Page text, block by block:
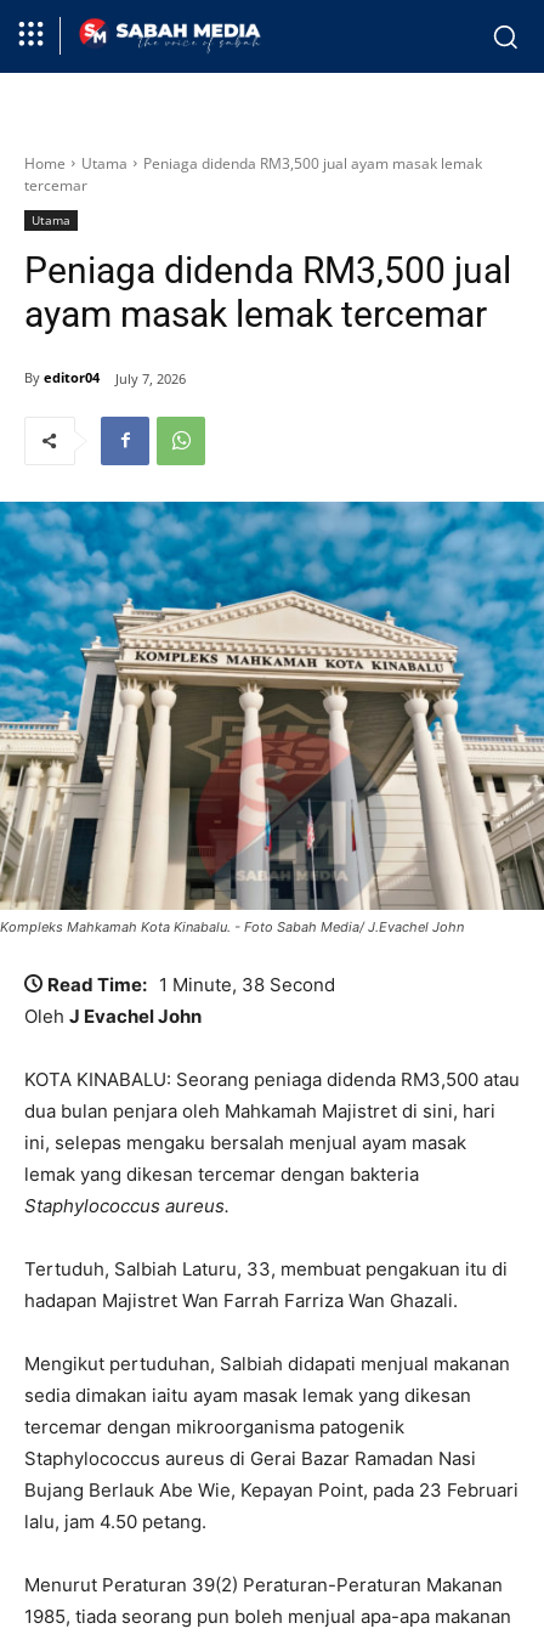
Home Utama
Peniaga didenda RM3,500 jual ayam masak lemak
tercemar
Utama
Peniaga didenda RM3,500 jual
ayam masak lemak tercemar
By editor04 July 7, 2026
Kompleks Mahkamah Kota Kinabalu. - Foto Sabah Media/ J.Evachel John
Read Time: 1 Minute, 38 Second
Oleh J Evachel John
KOTA KINABALU: Seorang peniaga didenda RM3,500 atau
dua bulan penjara oleh Mahkamah Majistret di sini, hari
ini, selepas mengaku bersalah menjual ayam masak
lemak yang dikesan tercemar dengan bakteria
Staphylococcus aureus.
Tertuduh, Salbiah Laturu, 33, membuat pengakuan itu di
hadapan Majistret Wan Farrah Farriza Wan Ghazali.
Mengikut pertuduhan, Salbiah didapati menjual makanan
sedia dimakan iaitu ayam masak lemak yang dikesan
tercemar dengan mikroorganisma patogenik
Staphylococcus aureus di Gerai Bazar Ramadan Nasi
Bujang Berlauk Abe Wie, Kepayan Point, pada 23 Februari
lalu, jam 4.50 petang.
Menurut Peraturan 39(2) Peraturan-Peraturan Makanan
1985, tiada seorang pun boleh menjual apa-apa makanan